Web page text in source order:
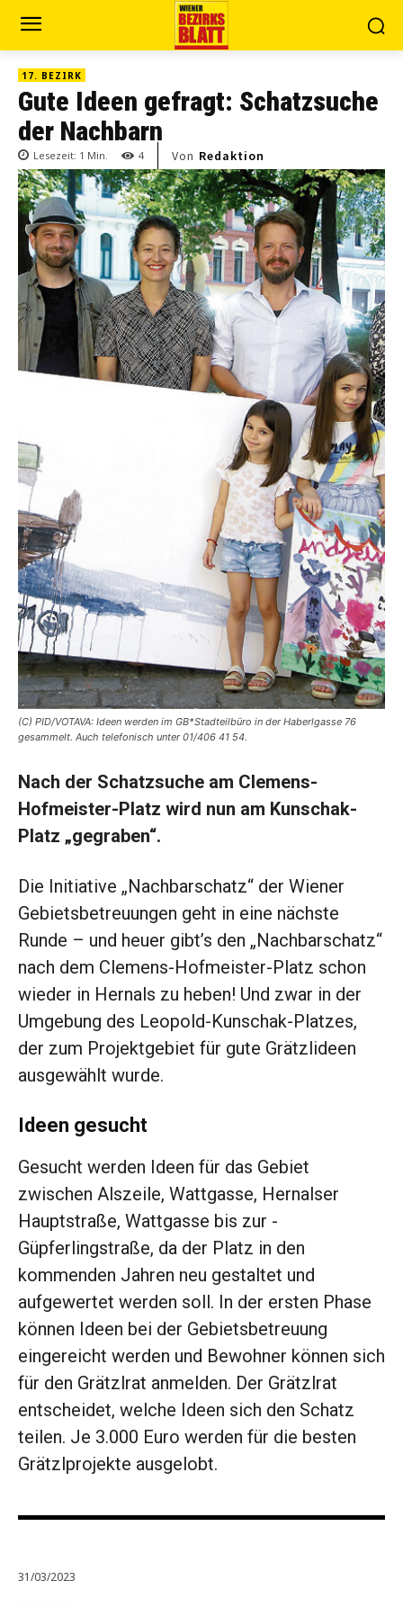
17. BEZIRK
Gute Ideen gefragt: Schatzsuche
der Nachbarn
Lesezeit: 1 Min. 4 Von Redaktion
(C) PID/VOTAVA: Ideen werden im GB*Stadteilbüro in der Haberlgasse 76
gesammelt. Auch telefonisch unter 01/406 41 54.
Nach der Schatzsuche am Clemens-
Hofmeister-Platz wird nun am Kunschak-
Platz „gegraben“.
Die Initiative „Nachbarschatz“ der Wiener
Gebietsbetreuungen geht in eine nächste
Runde – und heuer gibt’s den „Nachbarschatz“
nach dem Clemens-Hofmeister-Platz schon
wieder in Hernals zu heben! Und zwar in der
Umgebung des Leopold-Kunschak-Platzes,
der zum Projektgebiet für gute Grätzl­ideen
ausgewählt wurde.
Ideen gesucht
Gesucht werden Ideen für das Gebiet
zwischen Alszeile, Wattgasse, Hernalser
Hauptstraße, Wattgasse bis zur ­
Güpferlingstraße, da der Platz in den
kommenden Jahren neu gestaltet und
aufgewertet werden soll. In der ersten Phase
können Ideen bei der Gebietsbetreuung
eingereicht werden und Bewohner können sich
für den Grätzlrat anmelden. Der Grätzlrat
entscheidet, welche Ideen sich den Schatz
teilen. Je 3.000 Euro werden für die besten
Grätzlprojekte ausgelobt.
31/03/2023